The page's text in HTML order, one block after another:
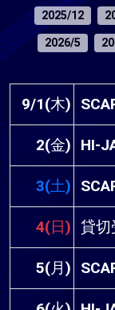
2025/12
2026/5
9/1(木)
2(金) HI-
3(土)
4(日) 貸切
5(月)